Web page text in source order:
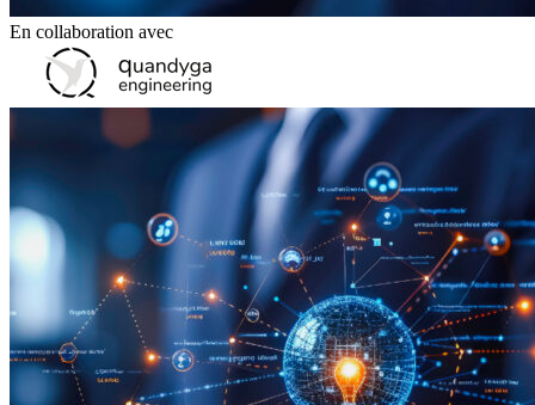
En collaboration avec